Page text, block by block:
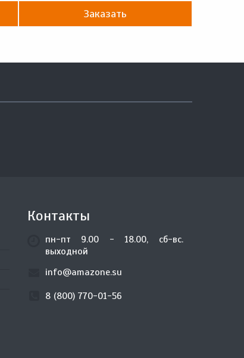
Заказать
Контакты
пн-пт 9.00 - 18.00, сб-вс.
выходной
info@amazone.su
8 (800) 770-01-56